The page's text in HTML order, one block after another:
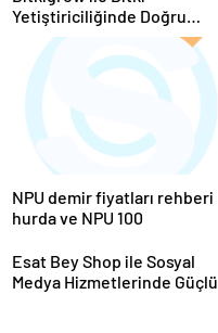
Yetiştiriciliğinde Doğru
Ekipman ve Ürün Seçimi
NPU demir fiyatları rehberi
hurda ve NPU 100
Esat Bey Shop ile Sosyal
Medya Hizmetlerinde Güçlü